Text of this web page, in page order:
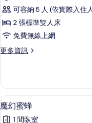
松
鼠
的
有
片
可容納 5 人 (依實際入住
2 張標準雙人床
免費無線上網
更多資訊
更
松
鼠
的
顯
示
7
魔幻蜜蜂
1 間臥室